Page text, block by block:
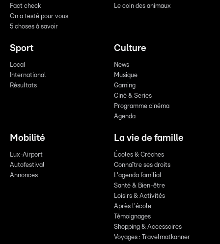
Fact check
On a testé pour vous
5 choses à savoir
Le coin des animaux
Sport
Local
International
Résultats
Culture
News
Musique
Gaming
Ciné & Series
Programme cinéma
Agenda
Mobilité
Lux-Airport
Autofestival
Annonces
La vie de famille
Écoles & Crèches
Connaître ses droits
L'agenda familial
Santé & Bien-être
Loisirs & Activités
Après l'école
Témoignages
Shopping & Accessoires
Voyages : Travelmatkanner